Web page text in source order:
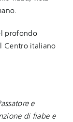
profondo
Centro italiano
e
di fiabe e